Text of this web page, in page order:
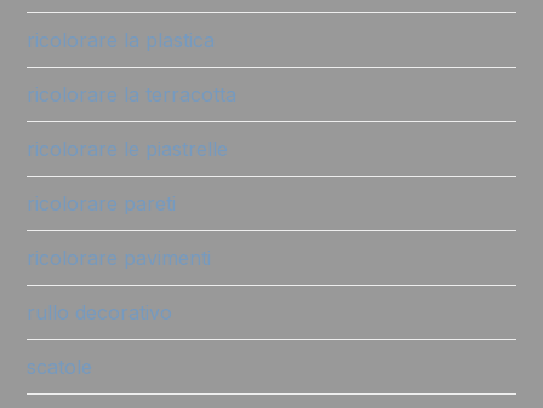
ricolorare la plastica
ricolorare la terracotta
ricolorare le piastrelle
ricolorare pareti
ricolorare pavimenti
rullo decorativo
scatole